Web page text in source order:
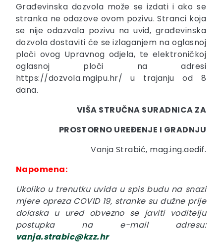
Građevinska dozvola može se izdati i ako se
stranka ne odazove ovom pozivu. Stranci koja
se nije odazvala pozivu na uvid, građevinska
dozvola dostaviti će se izlaganjem na oglasnoj
ploči ovog Upravnog odjela, te elektroničkoj
oglasnoj ploči na adresi
https://dozvola.mgipu.hr/ u trajanju od 8
dana.
VIŠA STRUČNA SURADNICA ZA
PROSTORNO UREĐENJE I GRADNJU
Vanja Strabić, mag.ing.aedif.
Napomena:
Ukoliko u trenutku uvida u spis budu na snazi
mjere opreza COVID 19, stranke su dužne prije
dolaska u ured obvezno se javiti voditelju
postupka na e-mail adresu:
vanja.strabic@kzz.hr